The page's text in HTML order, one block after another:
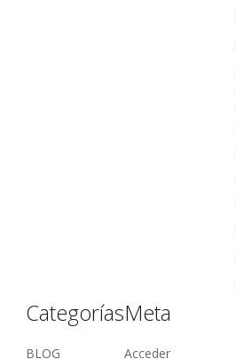
Categorías
BLOG
Meta
Acceder